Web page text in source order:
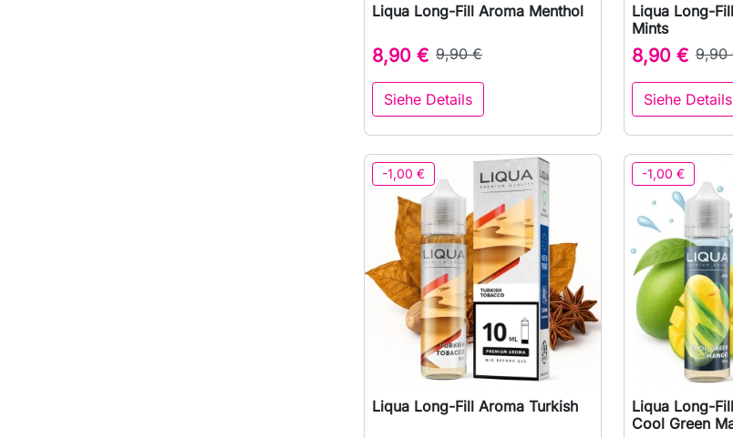
 Vorschau
Liqua Long-Fill Aroma Menthol
8,90 € 9,90 €
Siehe Details

Liqua Long-
Mints
8,90 € 9,90
Siehe Details
-1,00 €
 Vorschau
Liqua Long-Fill Aroma Turkish
-1,00 €

Liqua Long-
Cool Green